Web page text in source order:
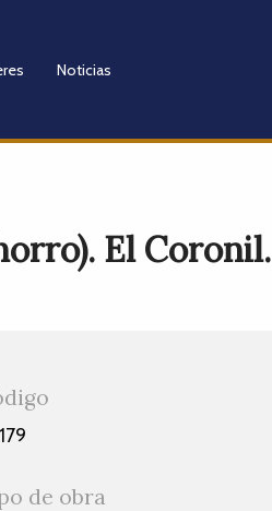
Noticias
El Coronil.
de obra